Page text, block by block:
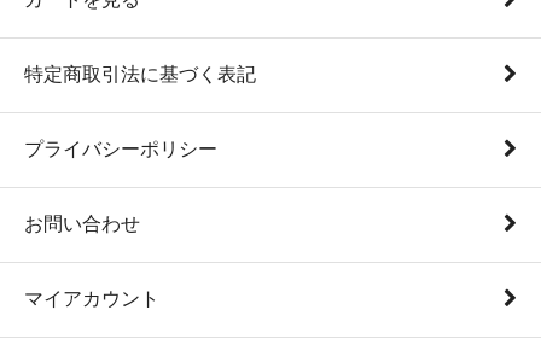
特定商取引法に基づく表記
プライバシーポリシー
お問い合わせ
マイアカウント